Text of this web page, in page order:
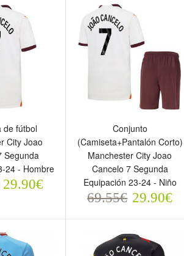
fútbol
City Joao
24 - Hombre
29.90€
Conjunto
(Camiseta+Pantalón Corto)
Manchester City Joao
Cancelo 7 Segunda
Equipación 23-24 - Niño
69.55€ 29.90€
de fútbol
City Joao
Segunda
24 - Hombre
29.90€
Conjunto
(Camiseta+Pantalón Corto)
Manchester City Joao
Cancelo 7 Segunda
Equipación 23-24 - Niño
69.55€ 29.90€